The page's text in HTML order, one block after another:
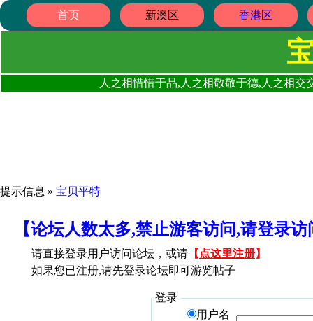
首页 新澳区 香港区
人之相惜惜于品,人之相敬敬于德,人之相
提示信息 » 宝贝平特
【论坛人数太多,禁止游客访问,请登录
请直接登录用户访问论坛，或请 【 点这里注册】
如果您已注册,请先登录论坛即可游览帖子
登录
用户名